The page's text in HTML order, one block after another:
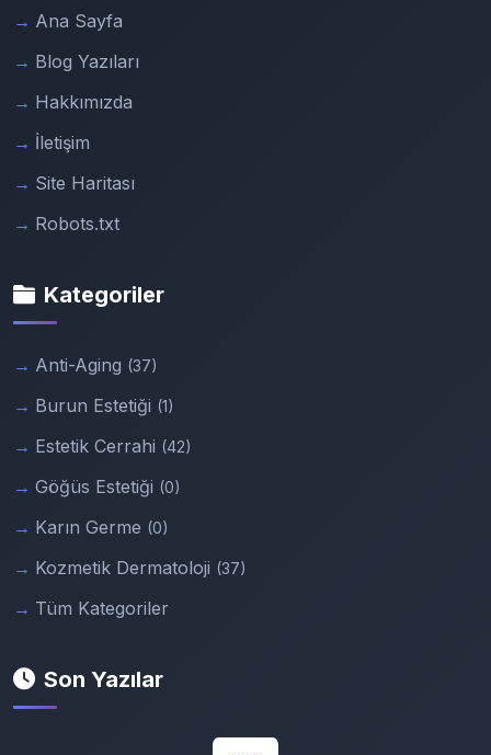
Ana Sayfa
Blog Yazıları
Hakkımızda
İletişim
Site Haritası
Robots.txt
Kategoriler
Anti-Aging (37)
Burun Estetiği (1)
Estetik Cerrahi (42)
Göğüs Estetiği (0)
Karın Germe (0)
Kozmetik Dermatoloji (37)
Tüm Kategoriler
Son Yazılar